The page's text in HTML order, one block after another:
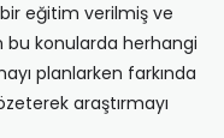
eğitim verilmiş ve
bu konularda herhangi
planlarken farkında
araştırmayı